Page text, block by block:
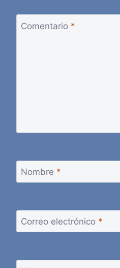
Comentario *
Nombre *
Correo electrónico *